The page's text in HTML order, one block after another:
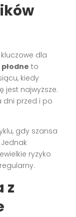
dla
płodne to
kiedy
jest najwyższe.
dni przed i po
gdy szansa
ryzyko
z